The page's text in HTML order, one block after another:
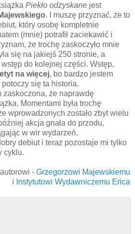
Piekło odzyskane jest
. I muszę przyznać, że to
który osobę kompletnie
(mnie) potrafił zaciekawić i
że trochę zaskoczyło mnie
się na jakiejś 250 stronie, a
do kolejnej części. Wstęp,
na więcej, bo bardzo jestem
się ta historia.
zaskoczona, że naprawdę
Momentami była trochę
wprowadzonych zostało zbyt wielu
akcja gnała do przodu,
w wir wydarzeń.
debiut i teraz pozostaje mi tylko
cyklu.
- Grzegorzowi Majewskiemu
i Instytutowi Wydawniczemu Erica